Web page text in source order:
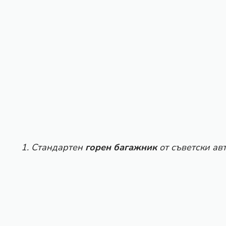
1. Стандартен горен багажникот съветски